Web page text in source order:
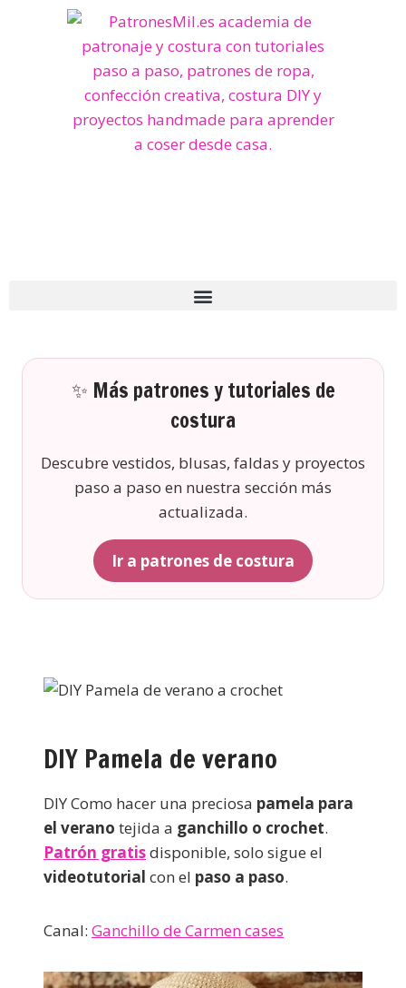
✨ Más patrones y tutoriales de
costura
Descubre vestidos, blusas, faldas y proyectos
paso a paso en nuestra sección más
actualizada.
Ir a patrones de costura
DIY Pamela de verano
DIY Como hacer una preciosa pamela para
el verano tejida a ganchillo o crochet.
Patrón gratisdisponible, solo sigue el
videotutorial con el paso a paso.
Canal: Ganchillo de Carmen cases